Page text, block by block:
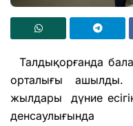
Талдықорғанда
орталығы
жылдары дүние
денсаулығында